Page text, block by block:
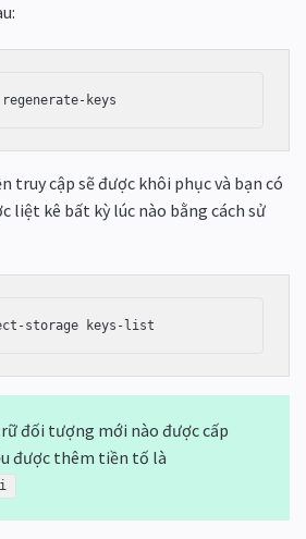
truy cập sẽ được khôi phục và bạn có
liệt kê bất kỳ lúc nào bằng cách sử
đối tượng mới nào được cấp
được thêm tiền tố là